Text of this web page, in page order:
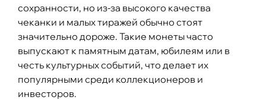
сохранности, но из-за высокого качества
чеканки и малых тиражей обычно стоят
значительно дороже. Такие монеты часто
выпускают к памятным датам, юбилеям или в
честь культурных событий, что делает их
популярными среди коллекционеров и
инвесторов.